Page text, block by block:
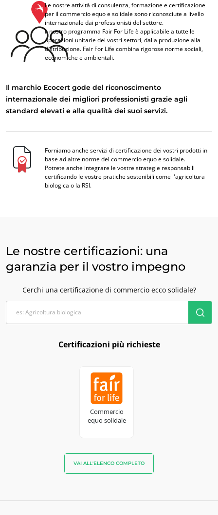
IL NOSTRO IMPEGNO CSR
Innovare con il nostro ecosistema
Le nostre attività di consulenza, formazione e certificazione
per il commercio equo e solidale sono riconosciute a livello
internazionale dai professionisti del settore.
Il nostro programma Fair For Life è applicabile a tutte le
operazioni unitarie dei vostri settori, dalla produzione alla
distribuzione. Fair For Life combina rigorose norme sociali,
economiche e ambientali.
Il marchio Ecocert gode del riconoscimento
internazionale dei migliori professionisti grazie agli
standard elevati e alla qualità dei suoi servizi.
Forniamo anche servizi di certificazione dei vostri prodotti in
base ad altre norme del commercio equo e solidale.
Potrete anche integrare le vostre strategie responsabili
certificando le vostre pratiche sostenibili come l'agricoltura
biologica o la RSI.
Le nostre certificazioni: una
garanzia per il vostro impegno
Cerchi una certificazione di commercio ecco solidale?
Certificazioni più richieste
VAI ALL'ELENCO COMPLETO
Commercio
equo solidale